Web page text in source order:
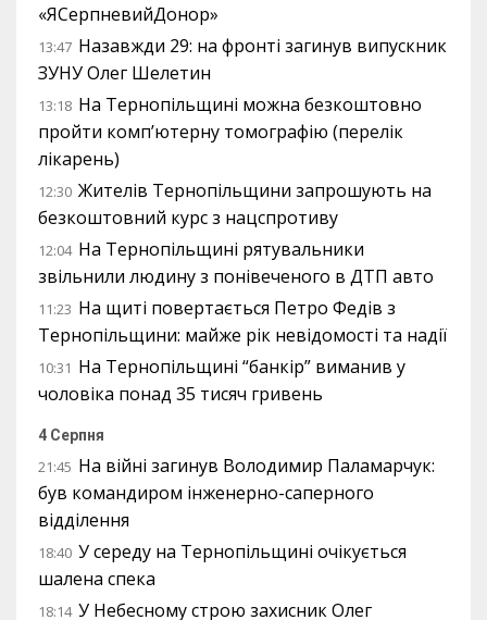
«ЯСерпневийДонор»
13:47 Назавжди 29: на фронті загинув випускник
ЗУНУ Олег Шелетин
13:18 На Тернопільщині можна безкоштовно
пройти комп’ютерну томографію (перелік
лікарень)
12:30 Жителів Тернопільщини запрошують на
безкоштовний курс з нацспротиву
12:04 На Тернопільщині рятувальники
звільнили людину з понівеченого в ДТП авто
11:23 На щиті повертається Петро Федів з
Тернопільщини: майже рік невідомості та надії
10:31 На Тернопільщині “банкір” виманив у
чоловіка понад 35 тисяч гривень
4 Серпня
21:45 На війні загинув Володимир Паламарчук:
був командиром інженерно-саперного
відділення
18:40 У середу на Тернопільщині очікується
шалена спека
18:14 У Небесному строю захисник Олег